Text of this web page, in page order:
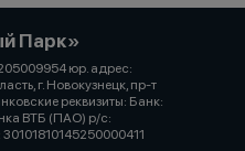
Парк»
юр. адрес:
г. Новокузнецк, пр-т
реквизиты: Банк:
ВТБ (ПАО) р/с: